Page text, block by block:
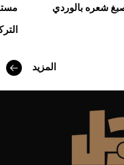
شعره بالوردي
المزيد